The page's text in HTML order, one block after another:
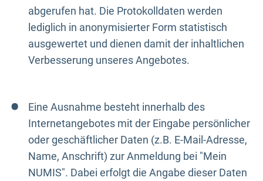
abgerufen hat. Die Protokolldaten werden
lediglich in anonymisierter Form statistisch
ausgewertet und dienen damit der inhaltlichen
Verbesserung unseres Angebotes.
Eine Ausnahme besteht innerhalb des
Internetangebotes mit der Eingabe persönlicher
oder geschäftlicher Daten (z.B. E-Mail-Adresse,
Name, Anschrift) zur Anmeldung bei "Mein
NUMIS". Dabei erfolgt die Angabe dieser Daten